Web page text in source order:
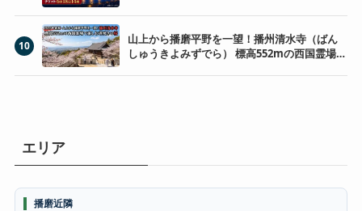
10
山上から播磨平野を一望！播州清水寺（ばん
しゅうきよみずでら） 標高552mの西国霊場で
エリア
播磨近隣